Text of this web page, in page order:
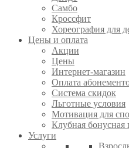
Самбо
Кроссфит
Хореография для
Цены и оплата
Акции
Цены
Интернет-магазин
Оплата
Система скидок
Льготные условия
Мотивация для
Клубная бонусная
Услуги